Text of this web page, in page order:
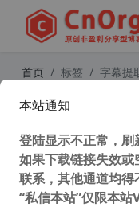
首页 标签 字幕提
本站通知
登陆显示不正常，刷
如果下载链接失效或
联系，其他通道均
“私信本站”仅限本